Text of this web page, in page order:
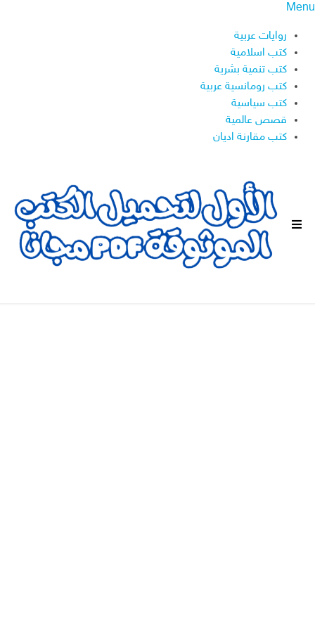
Menu
روايات عربية
كتب اسلامية
كتب تنمية بشرية
كتب رومانسية عربية
كتب سياسية
قصص عالمية
كتب مقارنة اديان
ا